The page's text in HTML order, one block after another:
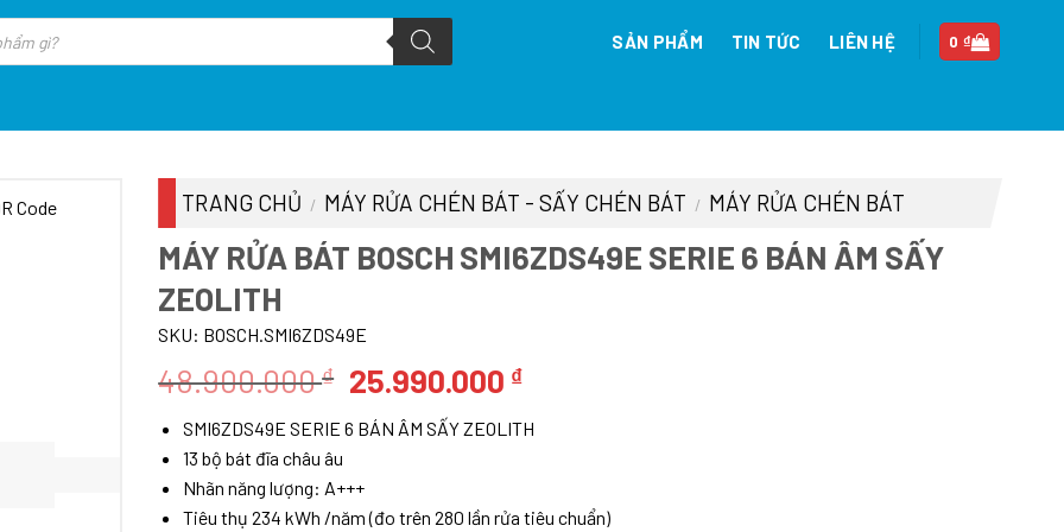
SẢN PHẨM TIN TỨC LIÊN HỆ 0₫
TRANG CHỦ / MÁY RỬA CHÉN BÁT - SẤY CHÉN BÁT / MÁY RỬA CHÉN BÁT
MÁY RỬA BÁT BOSCH SMI6ZDS49E SERIE 6 BÁN ÂM SẤY
ZEOLITH
SKU: BOSCH.SMI6ZDS49E
48.900.000₫ Giá
gốc
là:
25.990.000 ₫Giá
tại
25.990.000 ₫.
SMI6ZDS49E SERIE 6 BÁN ÂM SẤY ZEOLITH
13 bộ bát đĩa châu âu
Nhãn năng lượng: A+++
Tiêu thụ 234 kWh /năm (đo trên 280 lần rửa tiêu chuẩn)